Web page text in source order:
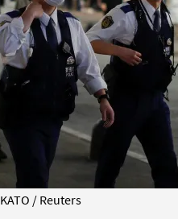
/ Reuters